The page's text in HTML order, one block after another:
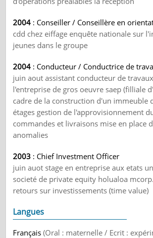
2004 : Conseiller / Conseillère en
cdd chez eiffage enquête nationale sur
jeunes dans le groupe
2004 : Conducteur / Conductrice de
juin aout assistant conducteur de
l'entreprise de gros oeuvre saep (filliale
cadre de la construction d'un immeuble
étages gestion de l'approvisionnement
commandes et livraisons mise en place
anomalies
2003 : Chief Investment Officer
juin auot stage en entreprise aux etats
societé de private equity holualoa
retours sur investissements (time value)
Langues
Français(Oral : maternelle / Ecrit :